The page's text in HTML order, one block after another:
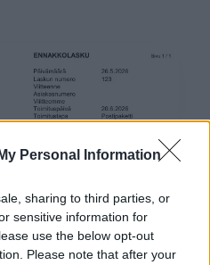
Personal Information
sharing to third parties, or
sensitive information for
use the below opt-out
Please note that after your